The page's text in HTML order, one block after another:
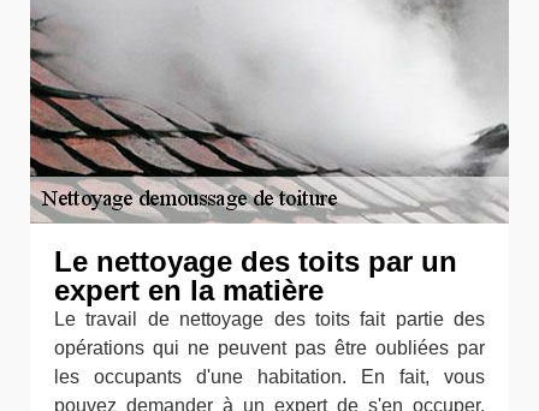
Le nettoyage des toits par un
expert en la matière
Le travail de nettoyage des toits fait partie des
opérations qui ne peuvent pas être oubliées par
les occupants d'une habitation. En fait, vous
pouvez demander à un expert de s'en occuper.